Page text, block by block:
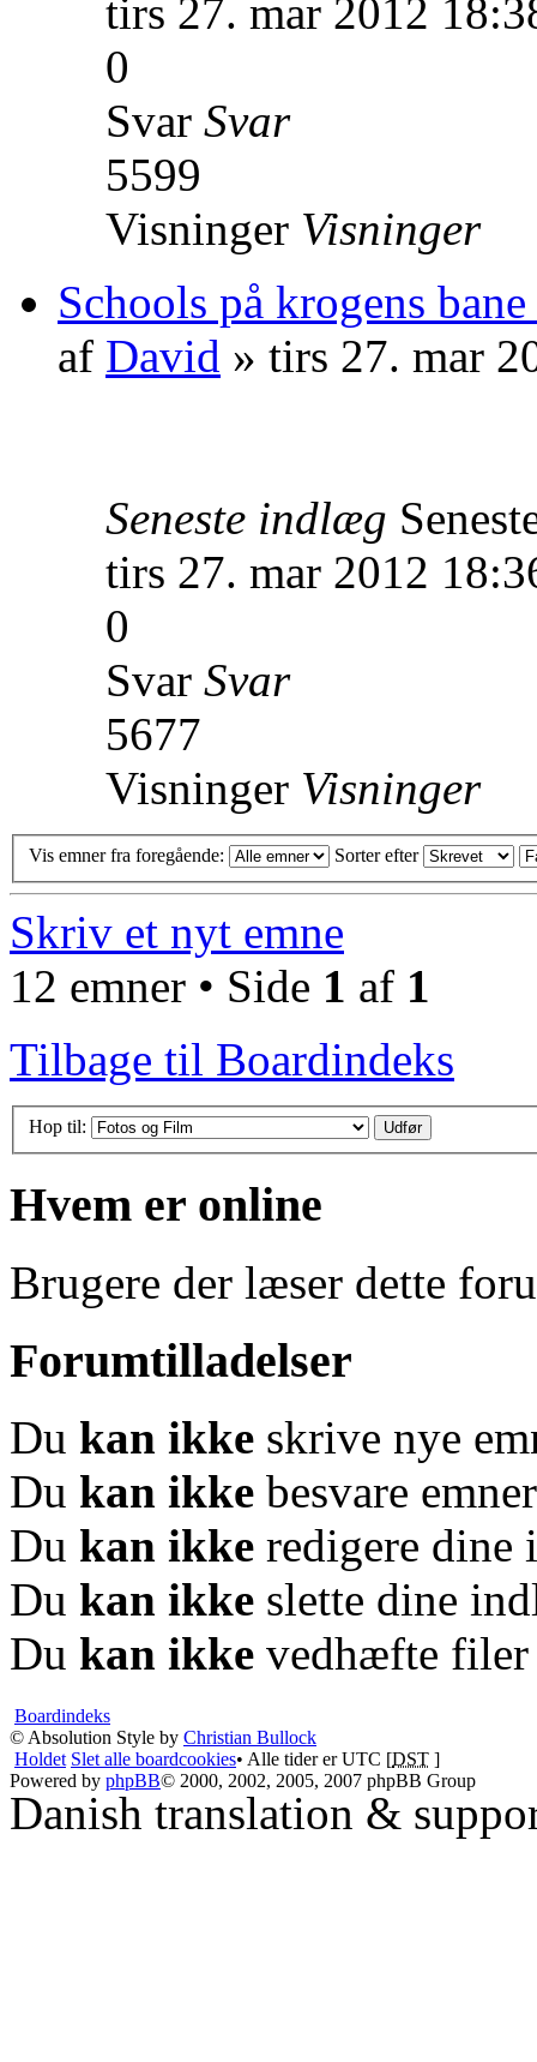
tirs 27. mar 2012
0
Svar Svar
5599
Visninger Visninger
Schools på krogens
af David » tirs 27. mar
Seneste indlæg
tirs 27. mar 2012
0
Svar Svar
5677
Visninger Visninger
Vis emner fra foregående: Sorter efter
Skriv et nyt emne
12 emner • Side 1 af 1
Tilbage til Boardindeks
Hop til:
Hvem er online
Brugere der læser dette
Forumtilladelser
Du kan ikke skrive nye
Du kan ikke besvare emner
Du kan ikke redigere dine
Du kan ikke slette dine
Du kan ikke vedhæfte filer
Boardindeks
© Absolution Style by Christian Bullock
Holdet Slet alle boardcookies• Alle tider er UTC [DST ]
Powered by phpBB© 2000, 2002, 2005, 2007 phpBB Group
Danish translation &